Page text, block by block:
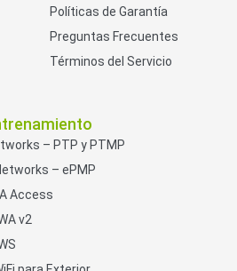
Políticas de Garantía
Preguntas Frecuentes
Términos del Servicio
– PTP y PTMP
– ePMP
Access
v2